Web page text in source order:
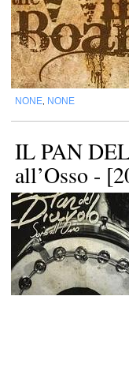
NONE NONE
IL PAN
all’Osso -